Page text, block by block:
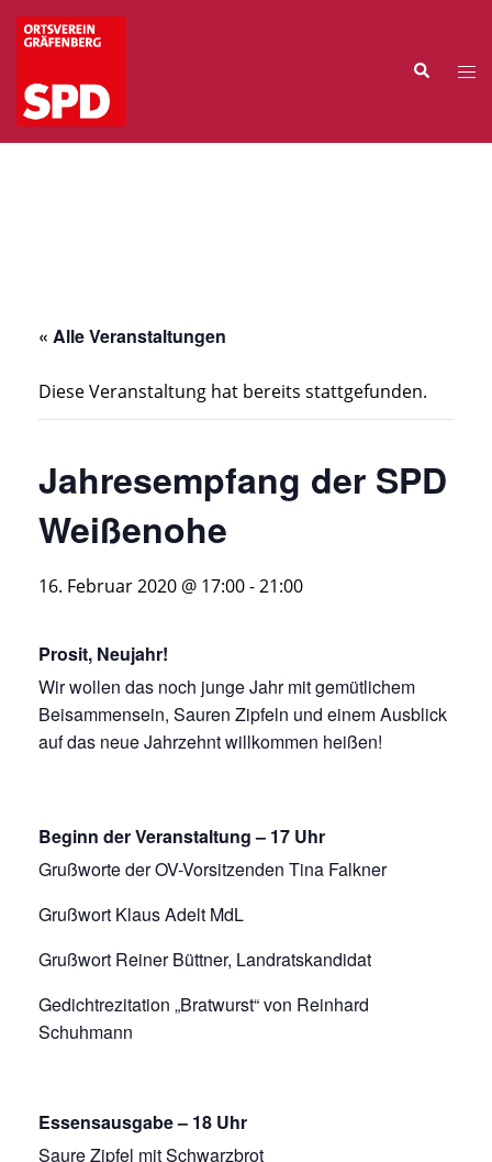
Zum
Inhalt
Suche
« Alle Veranstaltungen
Diese Veranstaltung hat bereits stattgefunden.
Jahresempfang der SPD
Weißenohe
16. Februar 2020 @ 17:00-21:00
Prosit, Neujahr!
Wir wollen das noch junge Jahr mit gemütlichem
Beisammensein, Sauren Zipfeln und einem Ausblick
auf das neue Jahrzehnt willkommen heißen!
Beginn der Veranstaltung – 17 Uhr
Grußworte der OV-Vorsitzenden Tina Falkner
Grußwort Klaus Adelt MdL
Grußwort Reiner Büttner, Landratskandidat
Gedichtrezitation „Bratwurst“ von Reinhard
Schuhmann
Essensausgabe – 18 Uhr
Saure Zipfel mit Schwarzbrot